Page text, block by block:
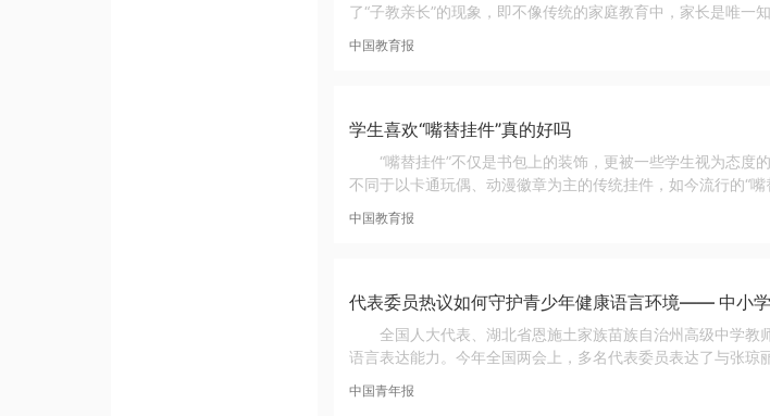
了“子教亲长”的现象，即不像传统的家庭教育中，家长是唯一
中国教育报
学生喜欢“嘴替挂件”真的好吗
“嘴替挂件”不仅是书包上的装饰，更被一些学生视为态度
不同于以卡通玩偶、动漫徽章为主的传统挂件，如今流行的“嘴
中国教育报
代表委员热议如何守护青少年健康语言环境—— 中小
全国人大代表、湖北省恩施土家族苗族自治州高级中学教
语言表达能力。今年全国两会上，多名代表委员表达了与张琼
中国青年报